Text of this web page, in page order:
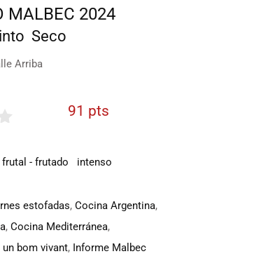
MALBEC 2024
Seco
Arriba
91 pts
frutal - frutado
intenso
estofadas, Cocina Argentina,
, Cocina Mediterránea,
bom vivant, Informe Malbec